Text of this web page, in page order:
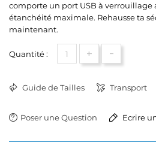
comporte un port USB à
étanchéité maximale. Rehausse ta
maintenant.
Quantité : + -
Guide de Tailles Transport
Poser une Question Ecrire